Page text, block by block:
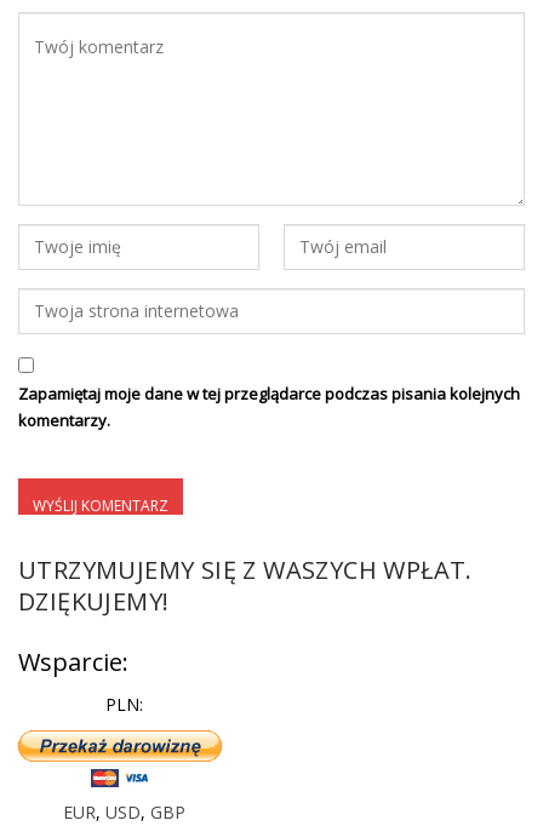
Zapamiętaj moje dane w tej przeglądarce podczas pisania kolejnych
komentarzy.
UTRZYMUJEMY SIĘ Z WASZYCH WPŁAT.
DZIĘKUJEMY!
Wsparcie:
PLN:
EUR, USD, GBP